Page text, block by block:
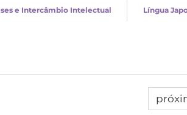
e Intercâmbio Intelectual Língua